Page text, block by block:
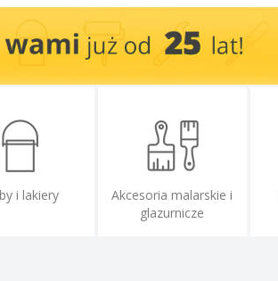
i lakiery
Akcesoria malarskie i
glazurnicze